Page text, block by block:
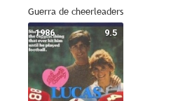
Guerra de cheerleaders
9.5
1986